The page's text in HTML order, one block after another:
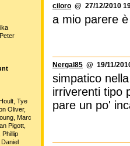
ciloro @ 27/12/2010
a mio parere
Nergal85 @ 19/11/
simpatico
irriverenti tipo
pare un po'
Tye
Oliver,
Marc
Pigott,